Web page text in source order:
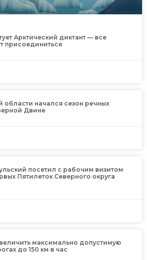
Арктический диктант — все
присоединиться
области начался сезон речных
Двине
посетил с рабочим визитом
Пятилеток Северного округа
максимально допустимую
до 150 км в час